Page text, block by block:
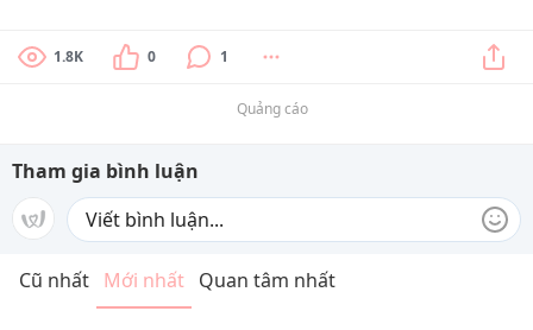
1.8K 0 1
Quảng cáo
Tham gia bình luận
Cũ nhất Mới nhất Quan tâm nhất